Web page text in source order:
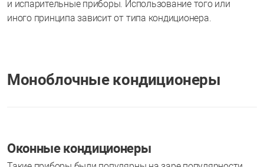
и испарительные приборы. Использование того или
иного принципа зависит от типа кондиционера.
Моноблочные кондиционеры
Оконные кондиционеры